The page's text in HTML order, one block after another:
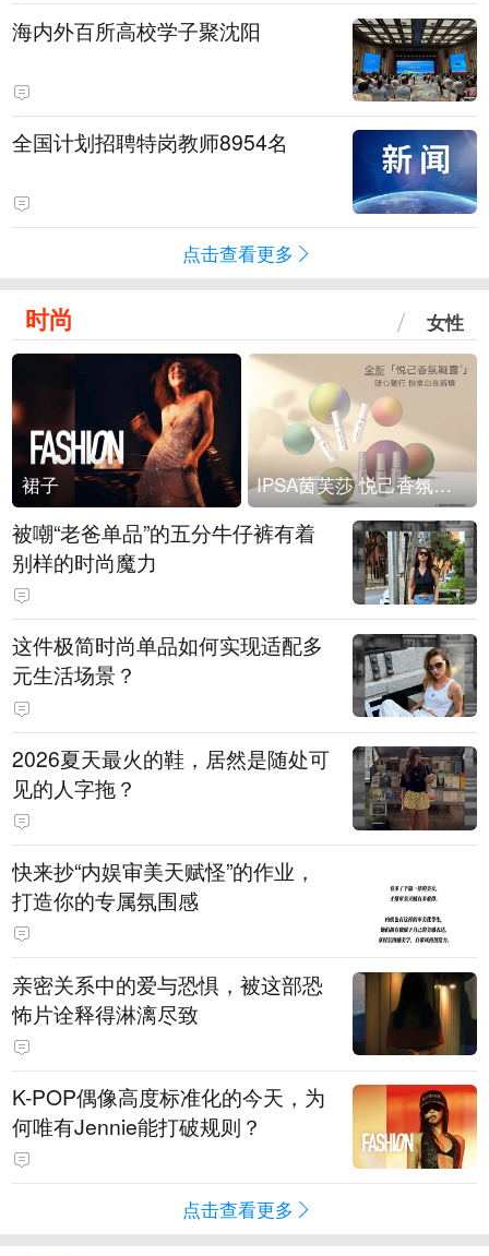
海内外百所高校学子聚沈阳
全国计划招聘特岗教师8954名
点击查看更多
时尚 女性
裙子 IPSA茵芙莎 悦己香氛凝露上市
被嘲“老爸单品”的五分牛仔裤有着
别样的时尚魔力
这件极简时尚单品如何实现适配多
元生活场景？
2026夏天最火的鞋，居然是随处可
见的人字拖？
快来抄“内娱审美天赋怪”的作业，
打造你的专属氛围感
亲密关系中的爱与恐惧，被这部恐
怖片诠释得淋漓尽致
K-POP偶像高度标准化的今天，为
何唯有Jennie能打破规则？
点击查看更多